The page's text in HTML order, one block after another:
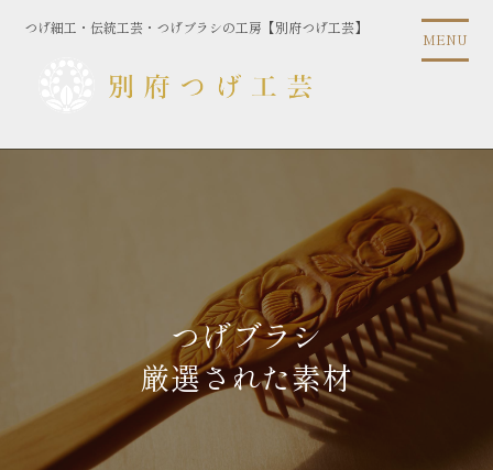
に
つげ細工・伝統工芸・つげブラシの工房【別府つげ工芸】
MENU
つげブラシ
厳選された素材